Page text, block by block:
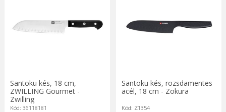
Santoku kés, 18 cm,
ZWILLING Gourmet -
Zwilling
Kód: 36118181
Santoku kés, rozsdamentes
acél, 18 cm - Zokura
Kód: Z1354